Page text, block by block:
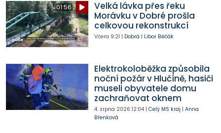
01:56
Velká lávka přes řeku
Morávku v Dobré prošla
celkovou rekonstrukcí
Včera 9:21 | Dobrá | Libor Běčák
Elektrokoloběžka způsobila
noční požár v Hlučíně, hasiči
museli obyvatele domu
zachraňovat oknem
4. srpna 2026 12:04| Celý MS kraj | Anna
Břenková